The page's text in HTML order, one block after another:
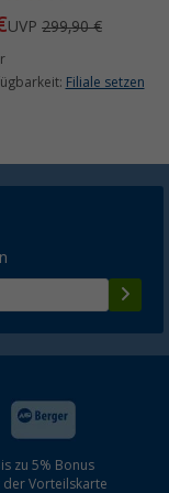
UVP 299,90 €
Filiale setzen
zu 5% Bonus
der Vorteilskarte